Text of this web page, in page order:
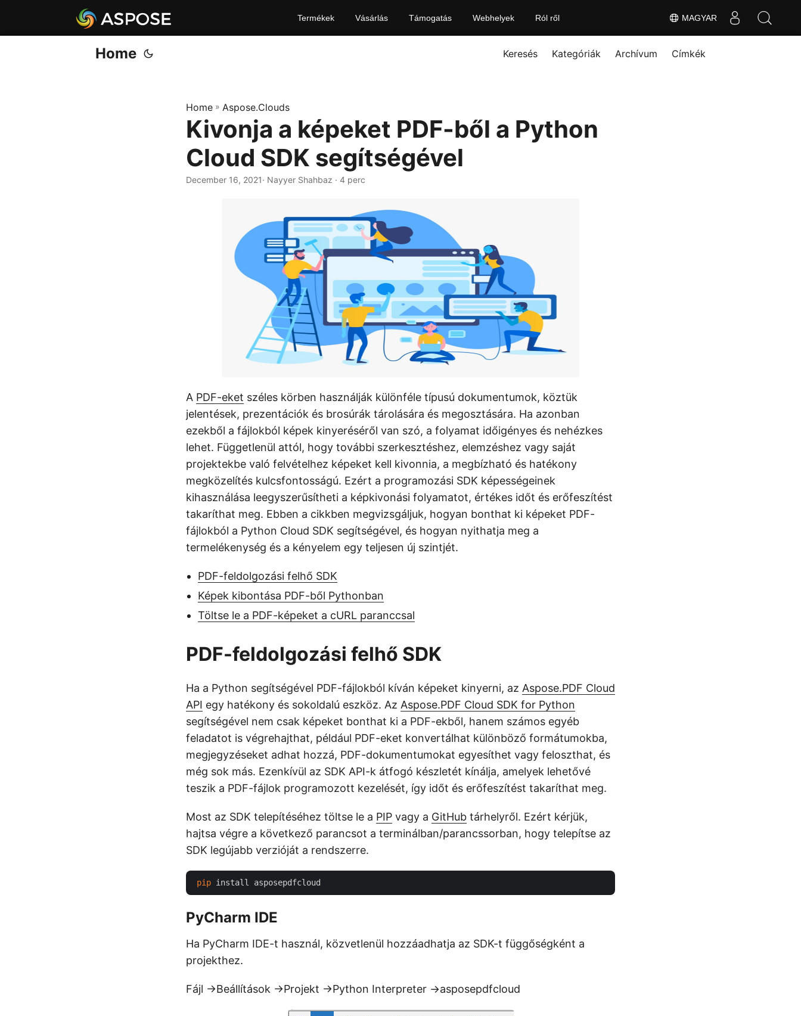
MAGYAR
Termékek Vásárlás Támogatás Webhelyek Ról ről
Home Keresés Kategóriák Archívum Címkék
Home » Aspose.Clouds
Kivonja a képeket PDF-ből a Python
Cloud SDK segítségével
December 16, 2021· Nayyer Shahbaz · 4 perc
A PDF-eket széles körben használják különféle típusú dokumentumok, köztük
jelentések, prezentációk és brosúrák tárolására és megosztására. Ha azonban
ezekből a fájlokból képek kinyeréséről van szó, a folyamat időigényes és nehézkes
lehet. Függetlenül attól, hogy további szerkesztéshez, elemzéshez vagy saját
projektekbe való felvételhez képeket kell kivonnia, a megbízható és hatékony
megközelítés kulcsfontosságú. Ezért a programozási SDK képességeinek
kihasználása leegyszerűsítheti a képkivonási folyamatot, értékes időt és erőfeszítést
takaríthat meg. Ebben a cikkben megvizsgáljuk, hogyan bonthat ki képeket PDF-
fájlokból a Python Cloud SDK segítségével, és hogyan nyithatja meg a
termelékenység és a kényelem egy teljesen új szintjét.
PDF-feldolgozási felhő SDK
Képek kibontása PDF-ből Pythonban
Töltse le a PDF-képeket a cURL paranccsal
PDF-feldolgozási felhő SDK
Ha a Python segítségével PDF-fájlokból kíván képeket kinyerni, az Aspose.PDF Cloud
API egy hatékony és sokoldalú eszköz. Az Aspose.PDF Cloud SDK for Python
segítségével nem csak képeket bonthat ki a PDF-ekből, hanem számos egyéb
feladatot is végrehajthat, például PDF-eket konvertálhat különböző formátumokba,
megjegyzéseket adhat hozzá, PDF-dokumentumokat egyesíthet vagy feloszthat, és
még sok más. Ezenkívül az SDK API-k átfogó készletét kínálja, amelyek lehetővé
teszik a PDF-fájlok programozott kezelését, így időt és erőfeszítést takaríthat meg.
Most az SDK telepítéséhez töltse le a PIP vagy a GitHub tárhelyről. Ezért kérjük,
hajtsa végre a következő parancsot a terminálban/parancssorban, hogy telepítse az
SDK legújabb verzióját a rendszerre.
pip
PyCharm IDE
Ha PyCharm IDE-t használ, közvetlenül hozzáadhatja az SDK-t függőségként a
projekthez.
Fájl ->Beállítások ->Projekt ->Python Interpreter ->asposepdfcloud